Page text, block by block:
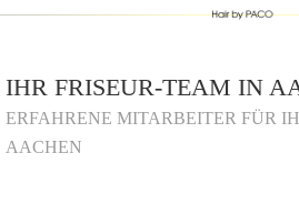
IHR FRISEUR-TEAM IN
ERFAHRENE MITARBEITER FÜR
AACHEN